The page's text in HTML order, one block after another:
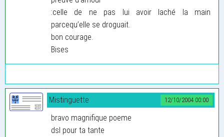
:celle de ne pas lui avoir laché la main
parcequ’elle se droguait.
bon courage.
Bises
12/10/2004 00:00
Mistinguette
bravo magnifique poeme
dsl pour ta tante